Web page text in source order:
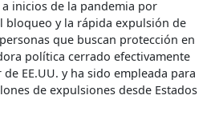
inicios de la pandemia por
bloqueo y la rápida expulsión de
que buscan protección en
política cerrado efectivamente
EE.UU. y ha sido empleada para
de expulsiones desde Estados